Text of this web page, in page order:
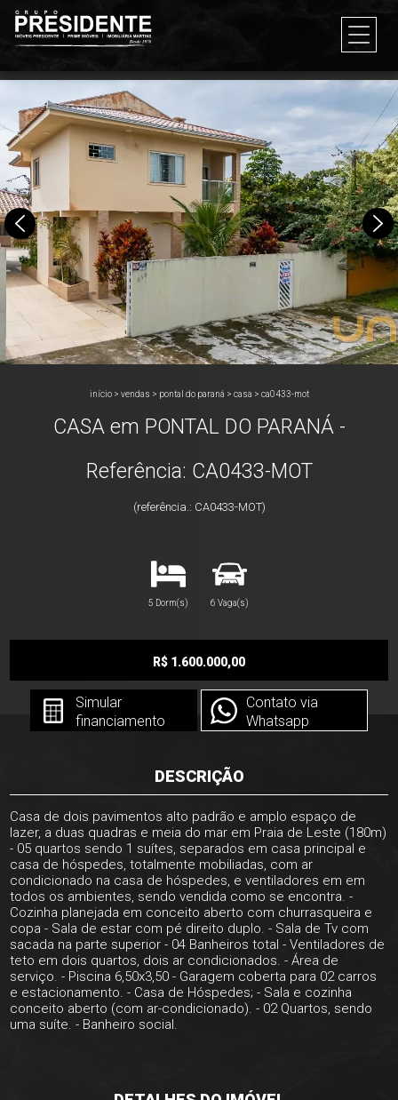
início> vendas > pontal do paraná > casa > ca0433-mot
CASA em PONTAL DO PARANÁ -
Referência: CA0433-MOT
(referência.: CA0433-MOT)
5 Dorm(s) 6 Vaga(s)
R$ 1.600.000,00
Simular
financiamento
Contato via
Whatsapp
DESCRIÇÃO
Casa de dois pavimentos alto padrão e amplo espaço de
lazer, a duas quadras e meia do mar em Praia de Leste (180m)
- 05 quartos sendo 1 suítes, separados em casa principal e
casa de hóspedes, totalmente mobiliadas, com ar
condicionado na casa de hóspedes, e ventiladores em em
todos os ambientes, sendo vendida como se encontra. -
Cozinha planejada em conceito aberto com churrasqueira e
copa - Sala de estar com pé direito duplo. - Sala de Tv com
sacada na parte superior - 04 Banheiros total - Ventiladores de
teto em dois quartos, dois ar condicionados. - Área de
serviço. - Piscina 6,50x3,50 - Garagem coberta para 02 carros
e estacionamento. - Casa de Hóspedes; - Sala e cozinha
conceito aberto (com ar-condicionado). - 02 Quartos, sendo
uma suíte. - Banheiro social.